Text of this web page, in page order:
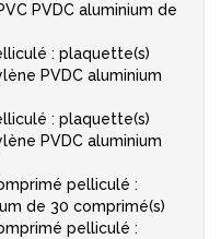
PVDC aluminium de
: plaquette(s)
PVDC aluminium
: plaquette(s)
PVDC aluminium
pelliculé :
de 30 comprimé(s)
pelliculé :